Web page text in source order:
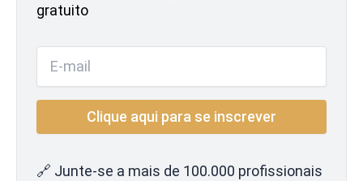
gratuito
🔗 Junte-se a mais de 100.000 profissionais